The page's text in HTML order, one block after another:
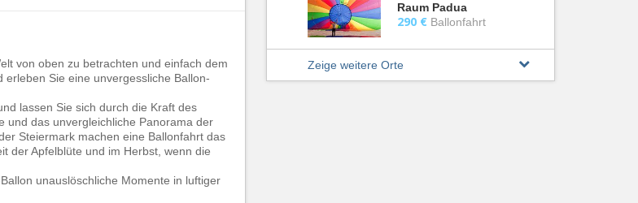
von oben zu betrachten und einfach dem
Sie eine unvergessliche Ballon-
lassen Sie sich durch die Kraft des
und das unvergleichliche Panorama der
Steiermark machen eine Ballonfahrt das
der Apfelblüte und im Herbst, wenn die
unauslöschliche Momente in luftiger
Raum Padua
290 € Ballonfahrt
Zeige weitere Orte